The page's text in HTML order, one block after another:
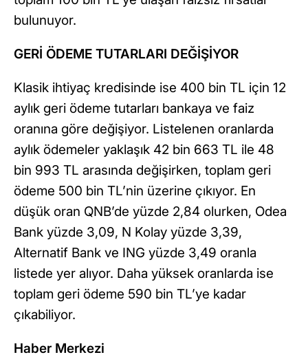
bulunuyor.
GERİ ÖDEME TUTARLARI DEĞİŞİYOR
Klasik ihtiyaç kredisinde ise 400 bin TL için 12
aylık geri ödeme tutarları bankaya ve faiz
oranına göre değişiyor. Listelenen oranlarda
aylık ödemeler yaklaşık 42 bin 663 TL ile 48
bin 993 TL arasında değişirken, toplam geri
ödeme 500 bin TL’nin üzerine çıkıyor. En
düşük oran QNB’de yüzde 2,84 olurken, Odea
Bank yüzde 3,09, N Kolay yüzde 3,39,
Alternatif Bank ve ING yüzde 3,49 oranla
listede yer alıyor. Daha yüksek oranlarda ise
toplam geri ödeme 590 bin TL’ye kadar
çıkabiliyor.
Haber Merkezi